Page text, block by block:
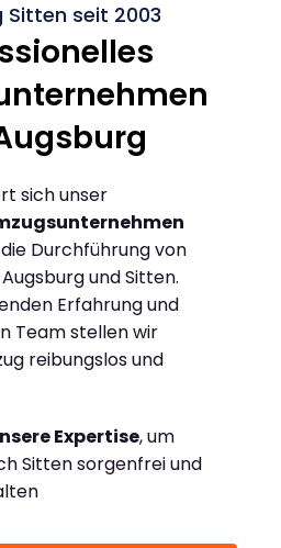
Sitten seit 2003
sich unser
Durchführung von
und Sitten.
Erfahrung und
Team stellen wir
reibungslos und
Expertise, um
Sitten sorgenfrei und